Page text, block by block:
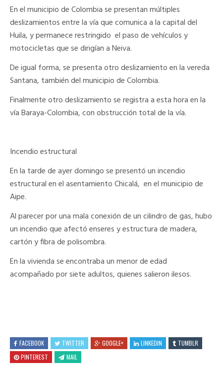
En el municipio de Colombia se presentan múltiples
deslizamientos entre la vía que comunica a la capital del
Huila, y permanece restringido el paso de vehículos y
motocicletas que se dirigían a Neiva.
De igual forma, se presenta otro deslizamiento en la vereda
Santana, también del municipio de Colombia.
Finalmente otro deslizamiento se registra a esta hora en la
vía Baraya-Colombia, con obstrucción total de la vía.
Incendio estructural
En la tarde de ayer domingo se presentó un incendio
estructural en el asentamiento Chicalá, en el municipio de
Aipe.
Al parecer por una mala conexión de un cilindro de gas, hubo
un incendio que afectó enseres y estructura de madera,
cartón y fibra de polisombra.
En la vivienda se encontraba un menor de edad
acompañado por siete adultos, quienes salieron ilesos.
FACEBOOK TWITTER GOOGLE+ LINKEDIN
TUMBLR
PINTEREST
MAIL